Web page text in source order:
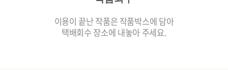
이용이 끝난 작품은 작품박스에 담아
택배회수 장소에 내놓아 주세요.